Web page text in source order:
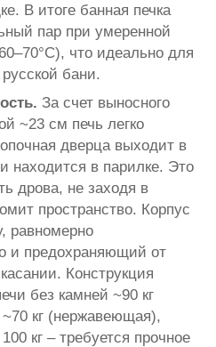
В итоге банная печка
пар при умеренной
что идеально для
бани.
За счет выносного
~23 см печь легко
дверца выходит в
находится в парилке. Это
дрова, не заходя в
пространство. Корпус
равномерно
и предохраняющий от
Конструкция
без камней ~90 кг
кг (нержавеющая),
кг – требуется прочное